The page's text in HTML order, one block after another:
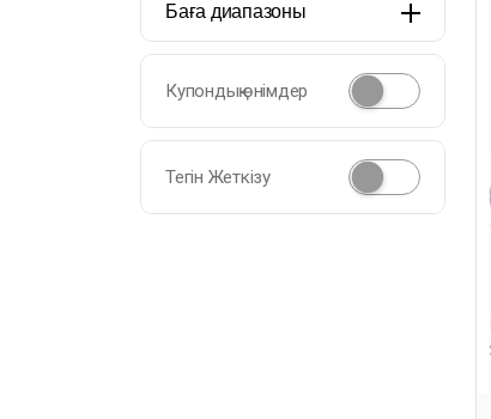
Баға диапазоны
Купондық өнімдер
Тегін Жеткізу